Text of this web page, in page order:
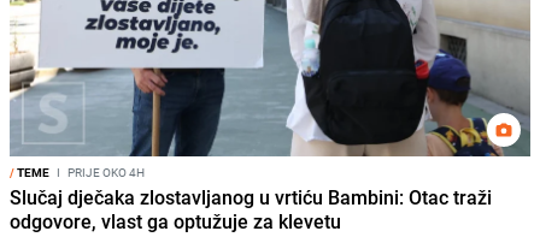
/TEME I PRIJE OKO 4H
Slučaj dječaka zlostavljanog u vrtiću Bambini: Otac traži
odgovore, vlast ga optužuje za klevetu